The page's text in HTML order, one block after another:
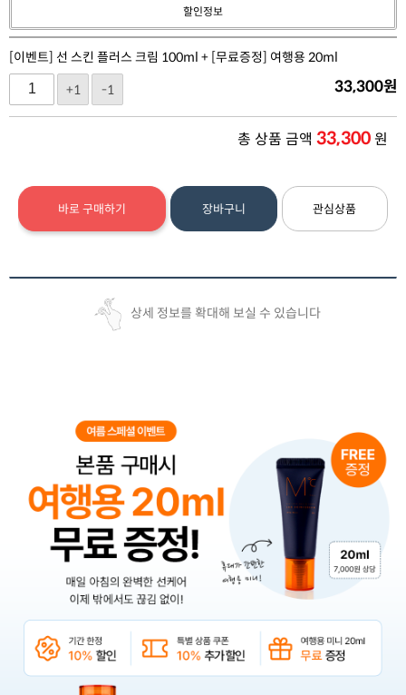
할인정보
[이벤트] 선 스킨 플러스 크림 100ml + [무료증정] 여행용 20ml
+1
-1 33,300원
총 상품 금액 33,300원
바로 구매하기 장바구니 관심상품
상세 정보를 확대해 보실 수 있습니다